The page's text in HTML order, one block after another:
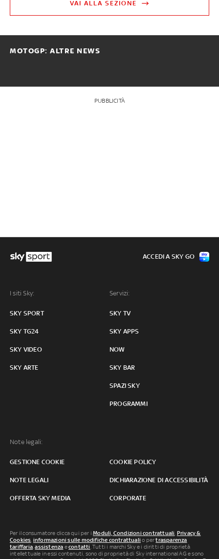
VAI ALLA SEZIONE
MOTOGP: ALTRE NEWS
PUBBLICITÀ
I siti Sky:
SKY SPORT
SKY TG24
SKY VIDEO
SKY ARTE
Servizi:
SKY TV
SKY APPS
NOW
SKY BAR
SPAZI SKY
PROGRAMMI
Note legali:
GESTIONE COOKIE COOKIE POLICY
NOTE LEGALI DICHIARAZIONE DI ACCESSIBILITÀ
OFFERTA SKY MEDIA CORPORATE
ACCEDI A SKY GO
Per il consumatore clicca qui per iModuli, Condizioni contrattuali, Privacy &
Cookies, informazioni sulle modifiche contrattuali o pertrasparenza
tariffaria,assistenza econtatti. Tutti i marchi Sky e i diritti di proprietà
intellettuale in essi contenuti, sono di proprietà di Sky international AG e sono